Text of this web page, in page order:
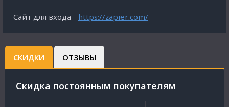
Сайт для входа - https://zapier.com/
СКИДКИ ОТЗЫВЫ
Cкидка постоянным покупателям